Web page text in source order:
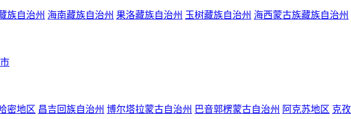
族自治州 海南藏族自治州 果洛藏族自治州 玉树藏族自治州 海西蒙古族藏族自治州
密地区 昌吉回族自治州 博尔塔拉蒙古自治州 巴音郭楞蒙古自治州 阿克苏地区 克